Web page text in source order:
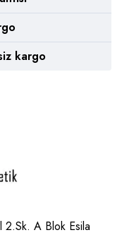
kargo
2.Sk. A Blok Esila